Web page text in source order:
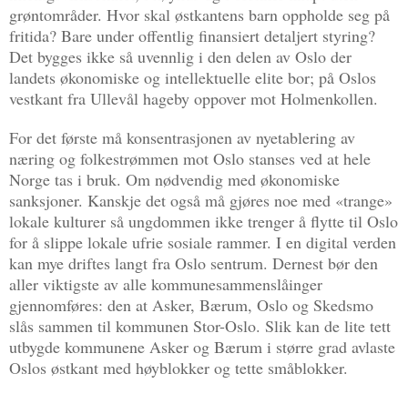
grøntområder. Hvor skal østkantens barn oppholde seg på
fritida? Bare under offentlig finansiert detaljert styring?
Det bygges ikke så uvennlig i den delen av Oslo der
landets økonomiske og intellektuelle elite bor; på Oslos
vestkant fra Ullevål hageby oppover mot Holmenkollen.
For det første må konsentrasjonen av nyetablering av
næring og folkestrømmen mot Oslo stanses ved at hele
Norge tas i bruk. Om nødvendig med økonomiske
sanksjoner. Kanskje det også må gjøres noe med «trange»
lokale kulturer så ungdommen ikke trenger å flytte til Oslo
for å slippe lokale ufrie sosiale rammer. I en digital verden
kan mye driftes langt fra Oslo sentrum. Dernest bør den
aller viktigste av alle kommunesammenslåinger
gjennomføres: den at Asker, Bærum, Oslo og Skedsmo
slås sammen til kommunen Stor-Oslo. Slik kan de lite tett
utbygde kommunene Asker og Bærum i større grad avlaste
Oslos østkant med høyblokker og tette småblokker.